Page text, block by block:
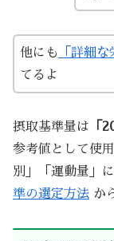
他にも 「詳細な
てるよ
摂取基準量は 「
参考値として使
別」「運動量」
準の選定方法 か